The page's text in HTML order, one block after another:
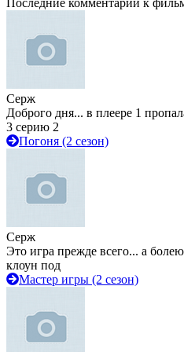
Последние комментарии к
Серж
Доброго дня... в плеере 1
3 серию 2
Погоня (2 сезон)
Серж
Это игра прежде всего... а
клоун под
Мастер игры (2 сезон)